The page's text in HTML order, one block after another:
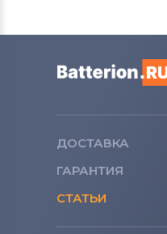
ДОСТАВКА
ГАРАНТИЯ
СТАТЬИ